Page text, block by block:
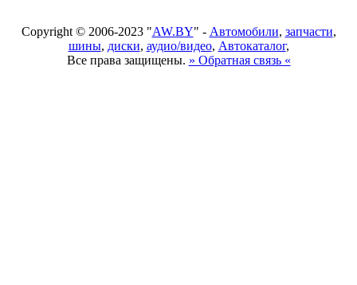
Copyright © 2006-2023 "AW.BY" - Автомобили, запчасти,
шины, диски, аудио/видео, Автокаталог,
Все права защищены. » Обратная связь «